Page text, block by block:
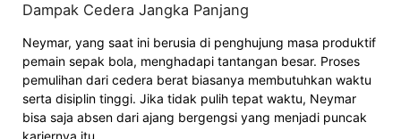
Dampak Cedera Jangka Panjang
Neymar, yang saat ini berusia di penghujung masa produktif
pemain sepak bola, menghadapi tantangan besar. Proses
pemulihan dari cedera berat biasanya membutuhkan waktu
serta disiplin tinggi. Jika tidak pulih tepat waktu, Neymar
bisa saja absen dari ajang bergengsi yang menjadi puncak
kariernya itu.